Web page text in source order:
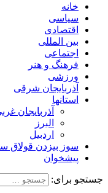
خانه
سیاسی
اقتصادی
بین المللی
اجتماعی
فرهنگ و هنر
ورزشی
آذربایجان شرقی
استانها
آذربایجان
البرز
اردبیل
سوز بیزدن قولاق
پیشخوان
جستجو برای: